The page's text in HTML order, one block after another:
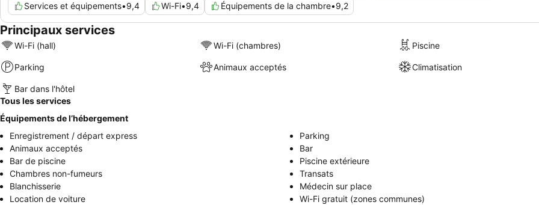
Services et équipements•9,4 Wi-Fi•9,4 Équipements de la chambre•9,2
Principaux services
Wi-Fi (hall) Wi-Fi (chambres) Piscine
Parking Animaux acceptés Climatisation
Bar dans l'hôtel
Tous les services
Équipements de l’hébergement
Enregistrement / départ express
Parking
Animaux acceptés
Bar
Bar de piscine
Piscine extérieure
Chambres non-fumeurs
Transats
Blanchisserie
Médecin sur place
Location de voiture
Wi-Fi gratuit (zones communes)